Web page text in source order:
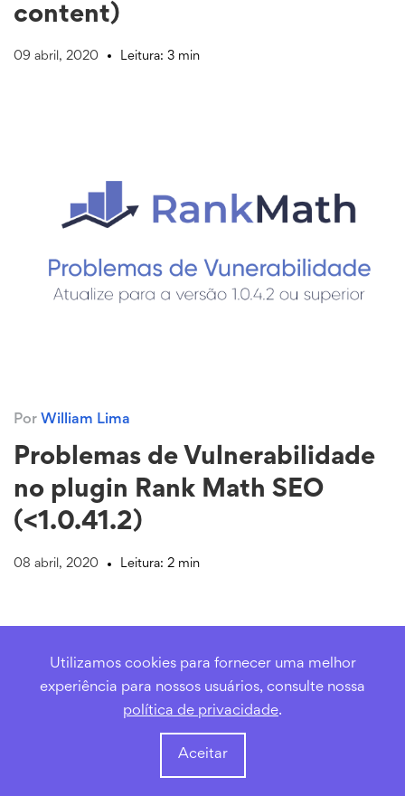
content)
09 abril, 2020 Leitura: 3 min
Por William Lima
Problemas de Vulnerabilidade
no plugin Rank Math SEO
(<1.0.41.2)
08 abril, 2020 Leitura: 2 min
Utilizamos cookies para fornecer uma melhor
experiência para nossos usuários, consulte nossa
política de privacidade.
Aceitar